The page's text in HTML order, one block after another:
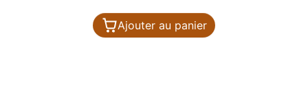
Ajouter au panier